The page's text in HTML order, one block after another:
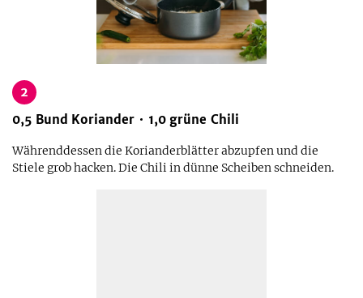
2
0,5 Bund Koriander 1,0 grüne Chili
Währenddessen die Korianderblätter abzupfen und die
Stiele grob hacken. Die Chili in dünne Scheiben schneiden.